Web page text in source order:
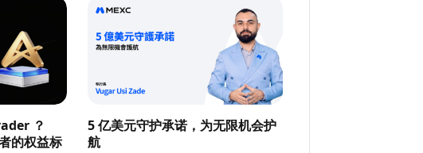
？
的权益标
5 亿美元守护承诺，为无限机会护
航